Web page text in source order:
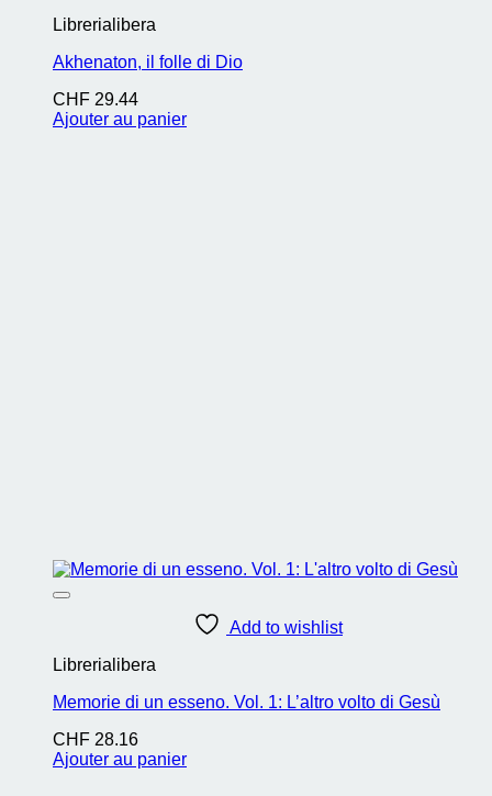
Librerialibera
Akhenaton, il folle di Dio
CHF 29.44
Ajouter au panier
Add to wishlist
Librerialibera
Memorie di un esseno. Vol. 1: L’altro volto di Gesù
CHF 28.16
Ajouter au panier